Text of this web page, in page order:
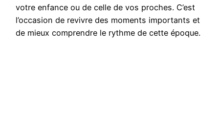
votre enfance ou de celle de vos proches. C’est
l’occasion de revivre des moments importants et
de mieux comprendre le rythme de cette époque.